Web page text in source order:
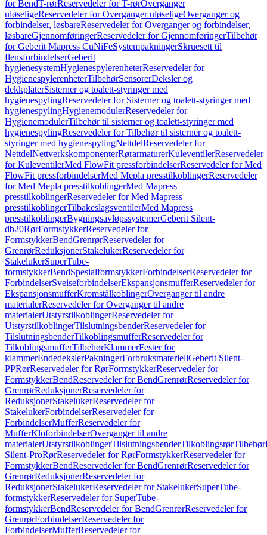
for BendT-rørReservedeler for T-rørOverganger
uløseligeReservedeler for Overganger uløseligeOverganger og
forbindelser, løsbareReservedeler for Overganger og forbindelser,
løsbareGjennomføringerReservedeler for GjennomføringerTilbehør
for Geberit Mapress CuNiFeSystempakningerSkruesett til
flensforbindelserGeberit
hygienesystemHygienespylerenheterReservedeler for
HygienespylerenheterTilbehørSensorerDeksler og
dekkplaterSisterner og toalett-styringer med
hygienespylingReservedeler for Sisterner og toalett-styringer med
hygienespylingHygienemodulerReservedeler for
HygienemodulerTilbehør til sisterner og toalett-styringer med
hygienespylingReservedeler for Tilbehør til sisterner og toalett-
styringer med hygienespylingNettdelReservedeler for
NettdelNettverkskomponenterRørarmaturerKuleventilerReservedeler
for KuleventilerMed FlowFit pressforbindelserReservedeler for Med
FlowFit pressforbindelserMed Mepla presstilkoblingerReservedeler
for Med Mepla presstilkoblingerMed Mapress
presstilkoblingerReservedeler for Med Mapress
presstilkoblingerTilbakeslagsventilerMed Mapress
presstilkoblingerBygningsavløpssystemerGeberit Silent-
db20RørFormstykkerReservedeler for
FormstykkerBendGrenrørReservedeler for
GrenrørReduksjonerStakelukerReservedeler for
StakelukerSuperTube-
formstykkerBendSpesialformstykkerForbindelserReservedeler for
ForbindelserSveiseforbindelserEkspansjonsmufferReservedeler for
EkspansjonsmufferKromstålkoblingerOverganger til andre
materialerReservedeler for Overganger til andre
materialerUtstyrstilkoblingerReservedeler for
UtstyrstilkoblingerTilslutningsbenderReservedeler for
TilslutningsbenderTilkoblingsmufferReservedeler for
TilkoblingsmufferTilbehørKlammerFester for
klammerEndedekslerPakningerForbruksmateriellGeberit Silent-
PPRørReservedeler for RørFormstykkerReservedeler for
FormstykkerBendReservedeler for BendGrenrørReservedeler for
GrenrørReduksjonerReservedeler for
ReduksjonerStakelukerReservedeler for
StakelukerForbindelserReservedeler for
ForbindelserMufferReservedeler for
MufferKloforbindelserOverganger til andre
materialerUtstyrstilkoblingerTilslutningsbenderTilkoblingsrørTilbehør
Silent-ProRørReservedeler for RørFormstykkerReservedeler for
FormstykkerBendReservedeler for BendGrenrørReservedeler for
GrenrørReduksjonerReservedeler for
ReduksjonerStakelukerReservedeler for StakelukerSuperTube-
formstykkerReservedeler for SuperTube-
formstykkerBendReservedeler for BendGrenrørReservedeler for
GrenrørForbindelserReservedeler for
ForbindelserMufferReservedeler for